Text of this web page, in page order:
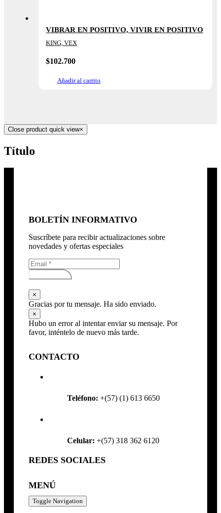
VIBRAR EN POSITIVO, VIVIR EN POSITIVO
KING, VEX
$102.700
Añadir al carrito
Close product quick view×
Título
BOLETÍN INFORMATIVO
Suscríbete para recibir actualizaciones sobre
novedades y ofertas especiales
Subscribirse
×
Gracias por tu mensaje. Ha sido enviado.
×
Hubo un error al intentar enviar su mensaje. Por
favor, inténtelo de nuevo más tarde.
CONTACTO
Teléfono: +(57) (1) 613 6650
Celular: +(57) 318 362 6120
REDES SOCIALES
MENÚ
Toggle Navigation